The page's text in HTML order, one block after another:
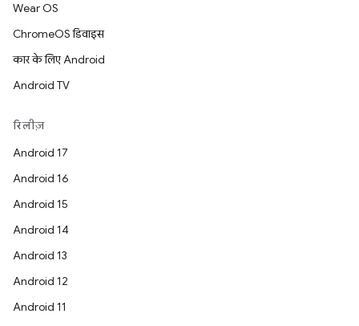
Wear OS
ChromeOS डिवाइस
कार के लिए Android
Android TV
रिलीज़
Android 17
Android 16
Android 15
Android 14
Android 13
Android 12
Android 11